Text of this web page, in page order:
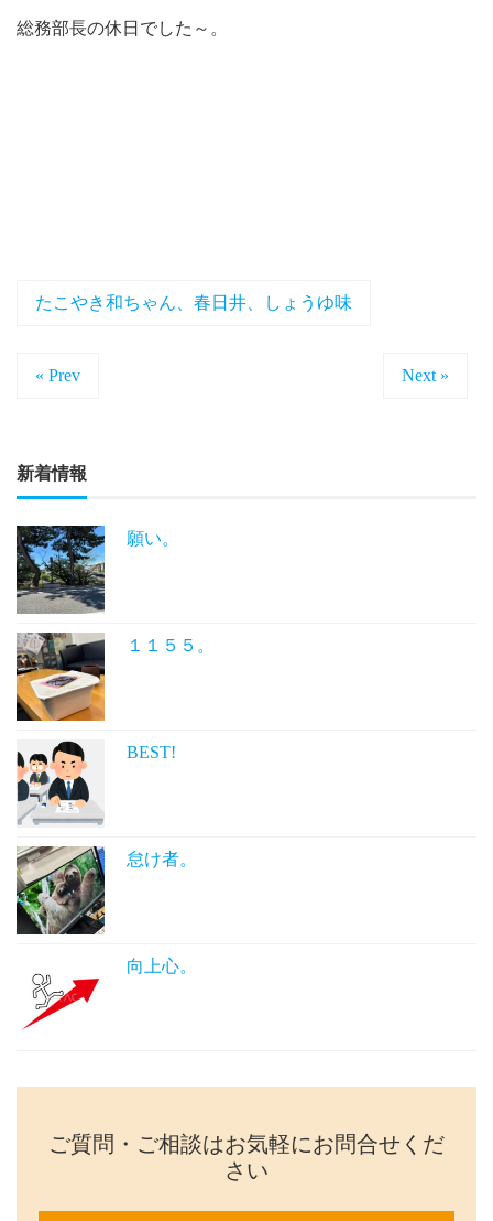
総務部長の休日でした～。
たこやき和ちゃん、春日井、しょうゆ味
« Prev Next »
新着情報
願い。
１１５５。
BEST!
怠け者。
向上心。
ご質問・ご相談はお気軽にお問合せくだ
さい